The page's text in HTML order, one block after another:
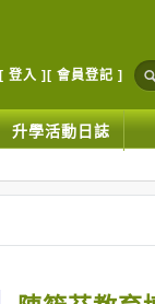
[ 登入 ] [ 會員登記 ]
升學活動日誌